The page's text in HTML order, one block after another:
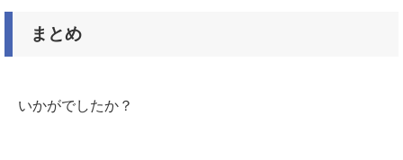
まとめ
いかがでしたか？